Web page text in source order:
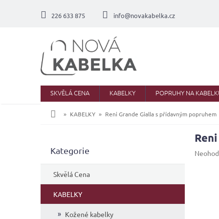
226 633 875 info@novakabelka.cz
SKVĚLÁ CENA KABELKY POPRUHY NA
DomůKABELKY Reni Grande Gialla s přídavným popruhem
s
r
n
Přeskočit
Kategorie
Skvělá Cena
KABELKY
Kožené kabelky